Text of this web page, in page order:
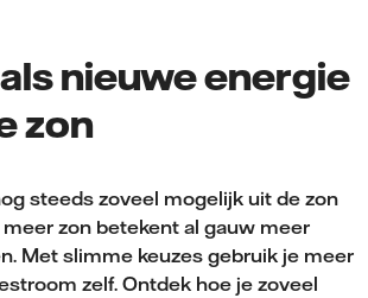
nieuwe energie
zon
steeds zoveel mogelijk uit de zon
meer zon betekent al gauw meer
Met slimme keuzes gebruik je meer
zelf. Ontdek hoe je zoveel